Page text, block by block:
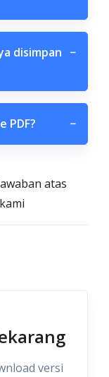
disimpan −
PDF? −
atas
versi